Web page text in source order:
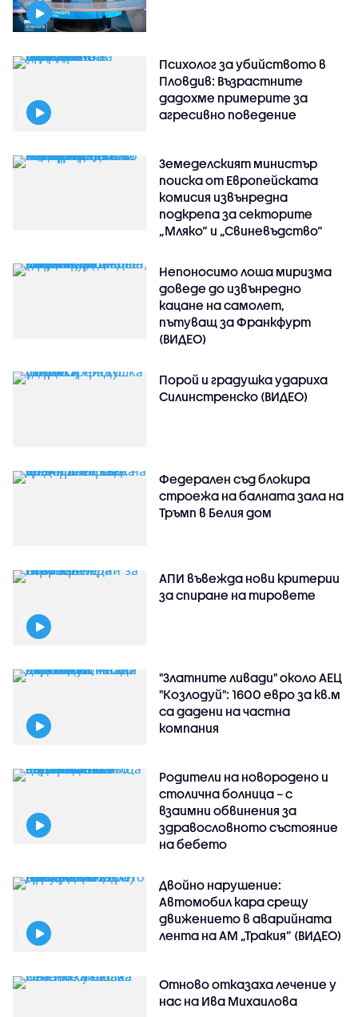
Психолог за убийството в
Пловдив: Възрастните
дадохме примерите за
агресивно поведение
Земеделският министър
поиска от Европейската
комисия извънредна
подкрепа за секторите
„Мляко“ и „Свиневъдство“
Непоносимо лоша миризма
доведе до извънредно
кацане на самолет,
пътуващ за Франкфурт
(ВИДЕО)
Порой и градушка удариха
Силинстренско (ВИДЕО)
Федерален съд блокира
строежа на балната зала на
Тръмп в Белия дом
АПИ въвежда нови критерии
за спиране на тировете
"Златните ливади" около АЕЦ
"Козлодуй": 1600 евро за кв.м
са дадени на частна
компания
Родители на новородено и
столична болница – с
взаимни обвинения за
здравословното състояние
на бебето
Двойно нарушение:
Автомобил кара срещу
движението в аварийната
лента на АМ „Тракия” (ВИДЕО)
Отново отказаха лечение у
нас на Ива Михаилова